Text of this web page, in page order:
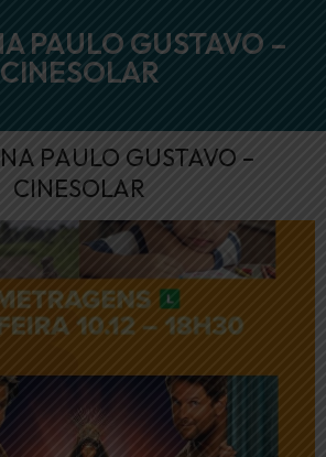
PAULO GUSTAVO –
CINESOLAR
PAULO GUSTAVO –
CINESOLAR